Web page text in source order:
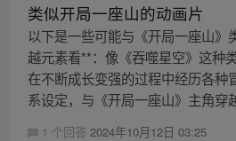
类似开局一座山的动画片
以下是一些可能与《开局一座山》
越元素看**：像《吞噬星空》这种
在不断成长变强的过程中经历各种
系设定，与《开局一座山》主角穿
1 个回答 2024年10月12日 03:25